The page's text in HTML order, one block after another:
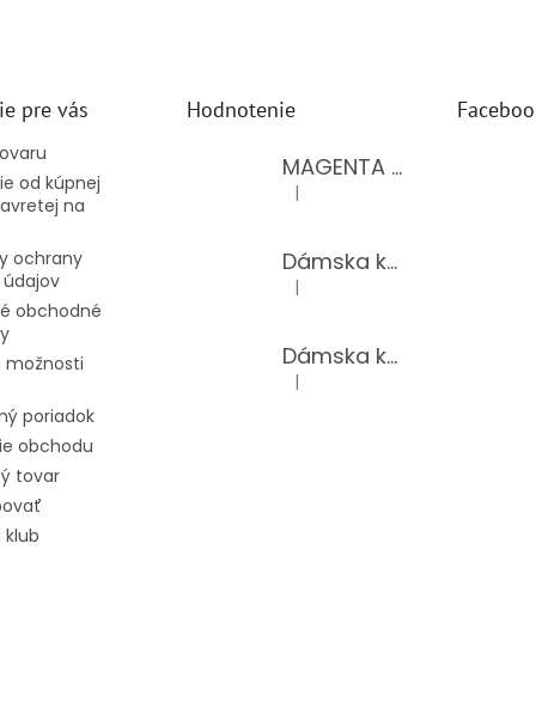
pre vás
od kúpnej
na
ochrany
obchodné
možnosti
poriadok
obchodu
tovar
klub
Hodnotenie
MAGENTA dámsky top 15-T/BLACK
Hodnotenie produktu je 5 z 5
|
Dámska kožená kabelka LAURA BIAGGI 944-PINK
Hodnotenie produktu je 5 z 5
|
Dámska kožená kabelka TS04-519/JEANS BLUE
Hodnotenie produktu je 5 z 5
|